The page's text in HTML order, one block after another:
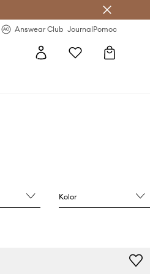
Answear Club JournalPomoc
Kolor